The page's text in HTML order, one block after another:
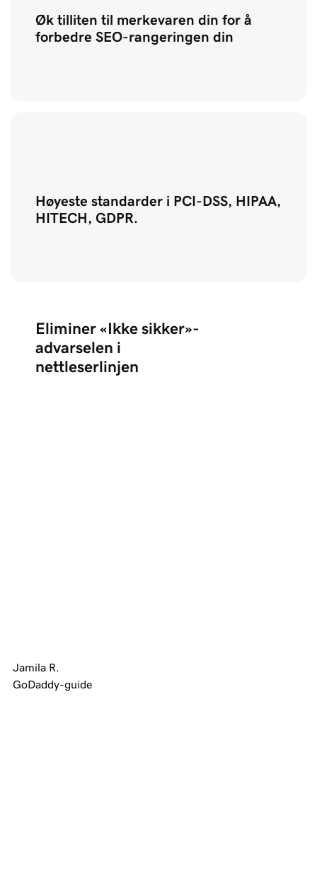
Øk tilliten til merkevaren din for å
forbedre SEO-rangeringen din
Høyeste standarder i PCI-DSS, HIPAA,
HITECH, GDPR.
Eliminer «Ikke sikker»-
advarselen i
nettleserlinjen
Jamila R.
GoDaddy-guide